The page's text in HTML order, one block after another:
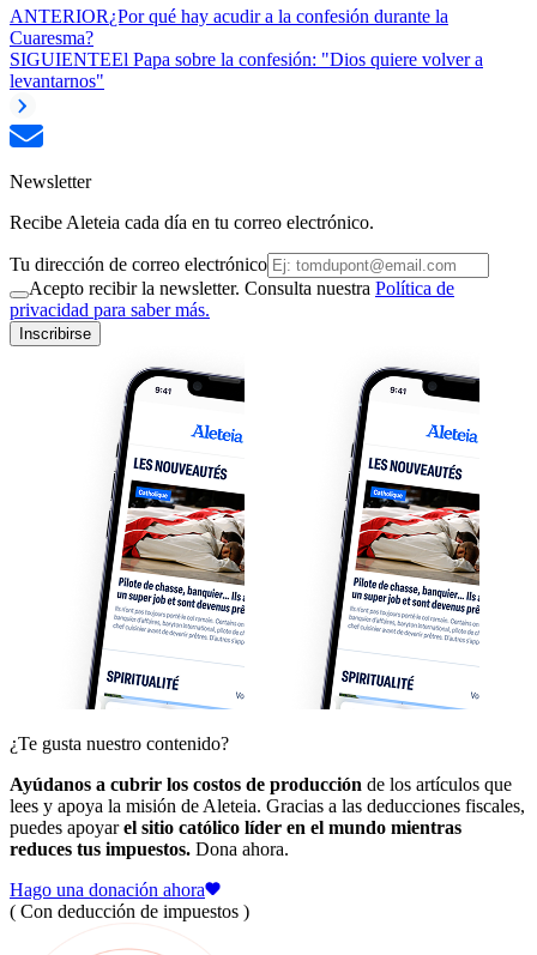
ANTERIOR¿Por qué hay acudir a la confesión durante la
Cuaresma?
SIGUIENTEEl Papa sobre la confesión: "Dios quiere volver a
levantarnos"
Newsletter
Recibe Aleteia cada día en tu correo electrónico.
Tu dirección de correo electrónico
Acepto recibir la newsletter. Consulta nuestra Política de
privacidad para saber más.
Inscribirse
¿Te gusta nuestro contenido?
Ayúdanos a cubrir los costos de producción de los artículos que
lees y apoya la misión de Aleteia. Gracias a las deducciones fiscales,
puedes apoyarel sitio católico líder en el mundo mientras
reduces tus impuestos. Dona ahora.
Hago una donación ahora
( Con deducción de impuestos )